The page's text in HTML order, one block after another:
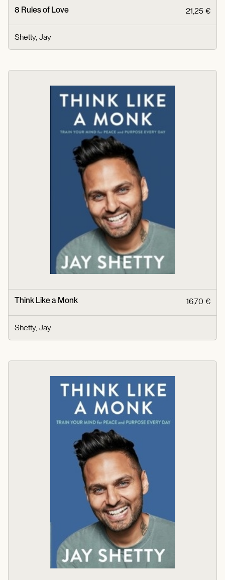
8 Rules of Love 21,25 €
Shetty, Jay
Think Like a Monk 16,70 €
Shetty, Jay